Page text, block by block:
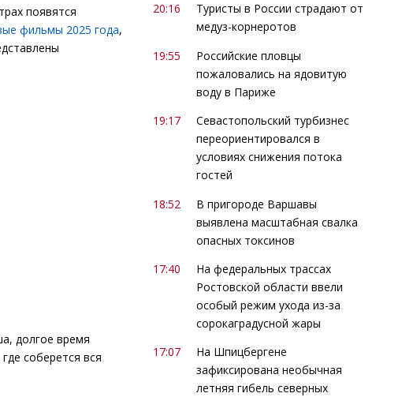
появятся
фильмы 2025 года,
долгое время
соберется вся
20:16
Туристы в России страдают от
медуз-корнеротов
19:55
Российские пловцы
пожаловались на ядовитую
воду в Париже
19:17
Севастопольский турбизнес
переориентировался в
условиях снижения потока
гостей
18:52
В пригороде Варшавы
выявлена масштабная свалка
опасных токсинов
17:40
На федеральных трассах
Ростовской области ввели
особый режим ухода из-за
сорокаградусной жары
17:07
На Шпицбергене
зафиксирована необычная
летняя гибель северных